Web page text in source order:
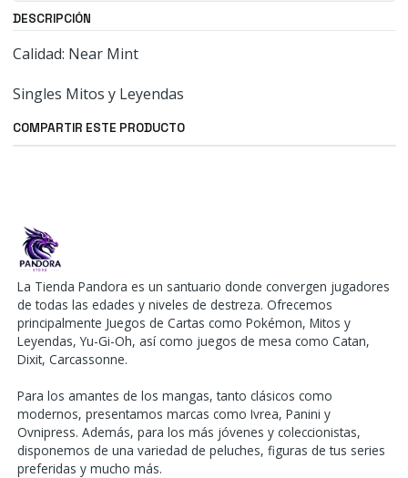
DESCRIPCIÓN
Calidad: Near Mint
Singles Mitos y Leyendas
COMPARTIR ESTE PRODUCTO
La Tienda Pandora es un santuario donde convergen jugadores
de todas las edades y niveles de destreza. Ofrecemos
principalmente Juegos de Cartas como Pokémon, Mitos y
Leyendas, Yu-Gi-Oh, así como juegos de mesa como Catan,
Dixit, Carcassonne.
Para los amantes de los mangas, tanto clásicos como
modernos, presentamos marcas como Ivrea, Panini y
Ovnipress. Además, para los más jóvenes y coleccionistas,
disponemos de una variedad de peluches, figuras de tus series
preferidas y mucho más.